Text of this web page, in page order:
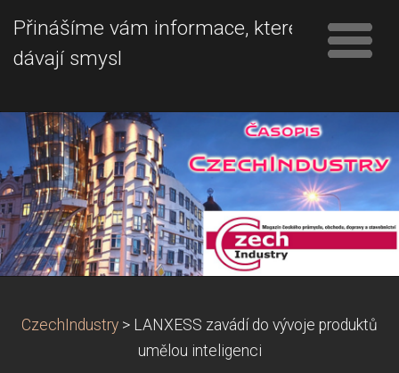
Přinášíme vám informace, které
dávají smysl
CzechIndustry > LANXESS zavádí do vývoje produktů
umělou inteligenci